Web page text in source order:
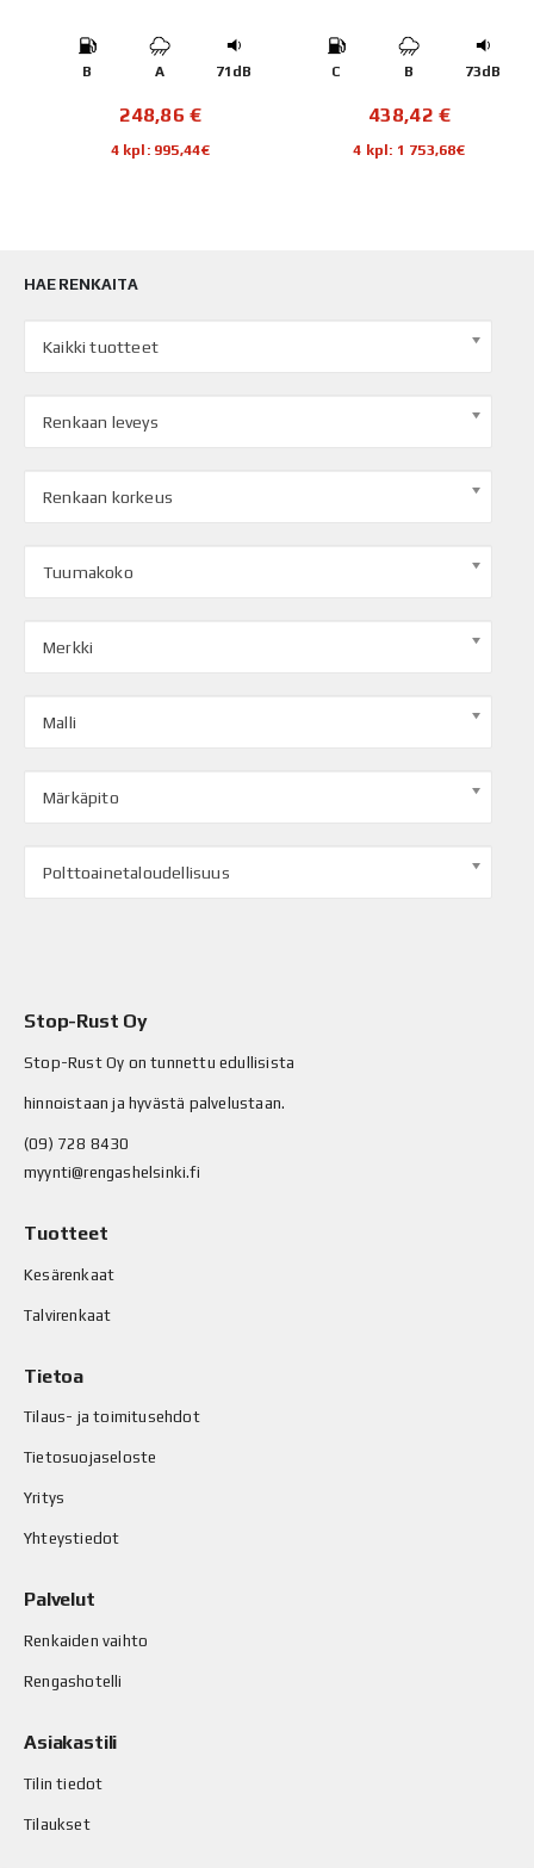
B A 71dB
248,86€
4 kpl: 995,44€
C B 73dB
438,42€
4 kpl: 1 753,68€
HAE RENKAITA
Kaikki tuotteet
Renkaan leveys
Renkaan korkeus
Tuumakoko
Merkki
Malli
Märkäpito
Polttoainetaloudellisuus
Stop-Rust Oy
Stop-Rust Oy on tunnettu edullisista
hinnoistaan ja hyvästä palvelustaan.
(09) 728 8430
myynti@rengashelsinki.fi
Tuotteet
Kesärenkaat
Talvirenkaat
Tietoa
Tilaus- ja toimitusehdot
Tietosuojaseloste
Yritys
Yhteystiedot
Palvelut
Renkaiden vaihto
Rengashotelli
Asiakastili
Tilin tiedot
Tilaukset